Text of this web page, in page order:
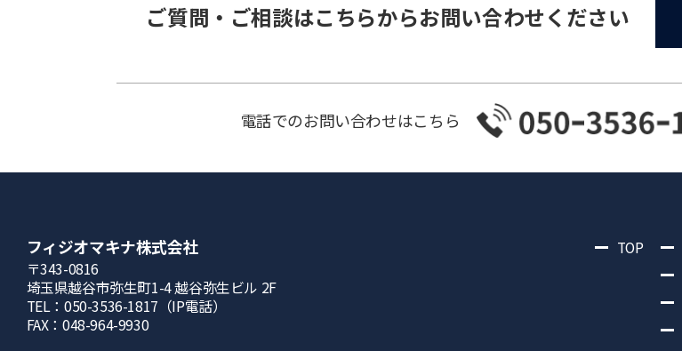
ご質問・ご相談はこちらからお問い合わせください
電話でのお問い合わせはこちら
フィジオマキナ株式会社
〒343-0816
埼⽟県越⾕市弥⽣町1-4 越⾕弥⽣ビル 2F
TEL：050-3536-1817（IP電話）
FAX：048-964-9930
TOP